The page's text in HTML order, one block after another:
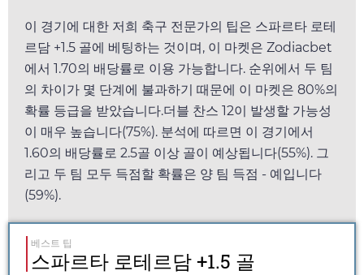
이 경기에 대한 저희 축구 전문가의 팁은 스파르타 로테
르담 +1.5 골에 베팅하는 것이며, 이 마켓은 Zodiacbet
에서 1.70의 배당률로 이용 가능합니다. 순위에서 두 팀
의 차이가 몇 단계에 불과하기 때문에 이 마켓은 80%의
확률 등급을 받았습니다.더블 찬스 12이 발생할 가능성
이 매우 높습니다(75%). 분석에 따르면 이 경기에서
1.60의 배당률로 2.5골 이상 골이 예상됩니다(55%). 그
리고 두 팀 모두 득점할 확률은 양 팀 득점 - 예입니다
(59%).
베스트 팁
스파르타 로테르담 +1.5 골